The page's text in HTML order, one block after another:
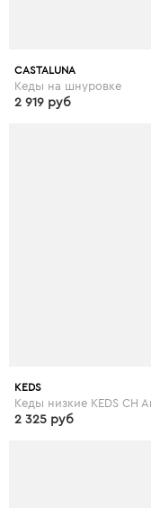
CASTALUNA
Кеды на шнуровке
2 919 руб
KEDS
2 325 руб